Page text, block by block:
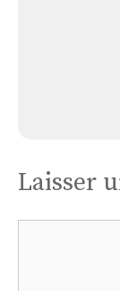
Laisser